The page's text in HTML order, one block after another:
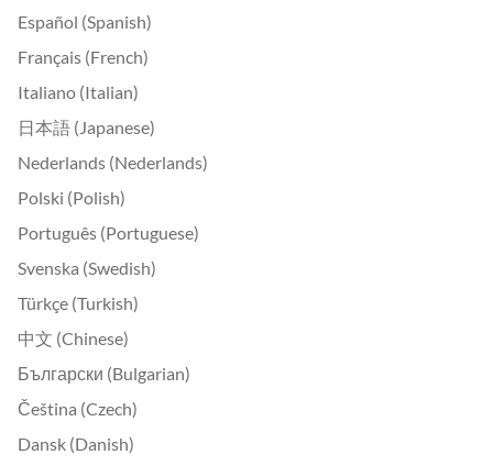
Español (Spanish)
Français (French)
Italiano (Italian)
日本語 (Japanese)
Nederlands (Nederlands)
Polski (Polish)
Português (Portuguese)
Svenska (Swedish)
Türkçe (Turkish)
中文 (Chinese)
Български (Bulgarian)
Čeština (Czech)
Dansk (Danish)